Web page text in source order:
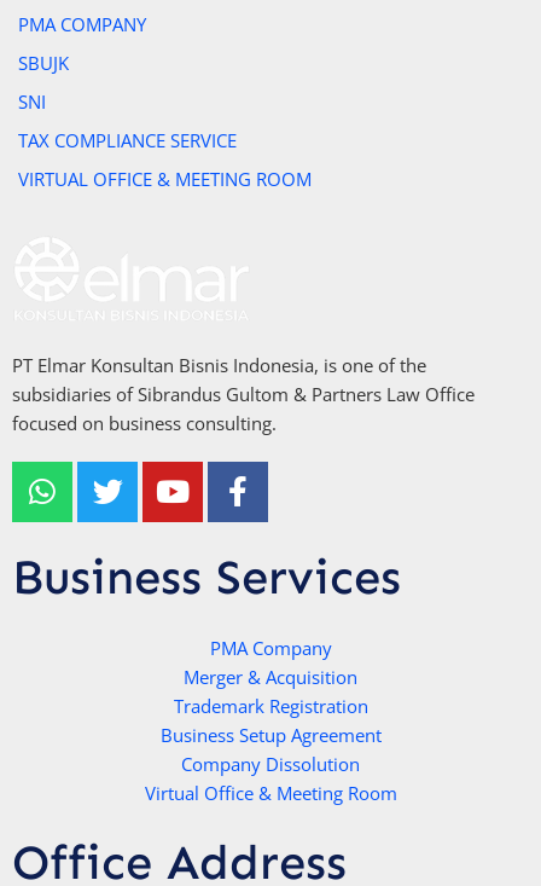
PMA COMPANY
SBUJK
SNI
TAX COMPLIANCE SERVICE
VIRTUAL OFFICE & MEETING ROOM
PT Elmar Konsultan Bisnis Indonesia, is one of the
subsidiaries of Sibrandus Gultom & Partners Law Office
focused on business consulting.
W
h
a
t
s
T
w
i
t
t
Y
o
u
t
u
F
a
c
e
b
o
k
-
f
Business Services
PMA Company
Merger & Acquisition
Trademark Registration
Business Setup Agreement
Company Dissolution
Virtual Office & Meeting Room
Office Address